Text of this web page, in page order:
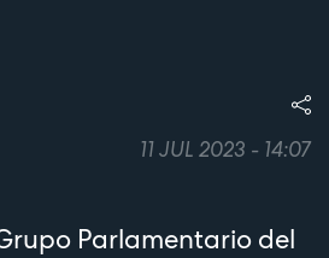
11 JUL 2023 - 14:07
Parlamentario del